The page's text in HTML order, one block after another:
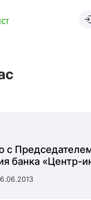
с
банка «Центр-